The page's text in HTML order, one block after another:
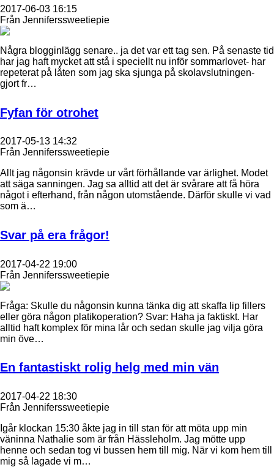
2017-06-03 16:15
Från Jenniferssweetiepie
Några blogginlägg senare.. ja det var ett tag sen. På senaste tid
har jag haft mycket att stå i speciellt nu inför sommarlovet- har
repeterat på låten som jag ska sjunga på skolavslutningen-
gjort fr…
Fyfan för otrohet
2017-05-13 14:32
Från Jenniferssweetiepie
Allt jag någonsin krävde ur vårt förhållande var ärlighet. Modet
att säga sanningen. Jag sa alltid att det är svårare att få höra
något i efterhand, från någon utomstående. Därför skulle vi vad
som ä…
Svar på era frågor!
2017-04-22 19:00
Från Jenniferssweetiepie
Fråga: Skulle du någonsin kunna tänka dig att skaffa lip fillers
eller göra någon platikoperation? Svar: Haha ja faktiskt. Har
alltid haft komplex för mina lår och sedan skulle jag vilja göra
min öve…
En fantastiskt rolig helg med min vän
2017-04-22 18:30
Från Jenniferssweetiepie
Igår klockan 15:30 åkte jag in till stan för att möta upp min
väninna Nathalie som är från Hässleholm. Jag mötte upp
henne och sedan tog vi bussen hem till mig. När vi kom hem till
mig så lagade vi m…